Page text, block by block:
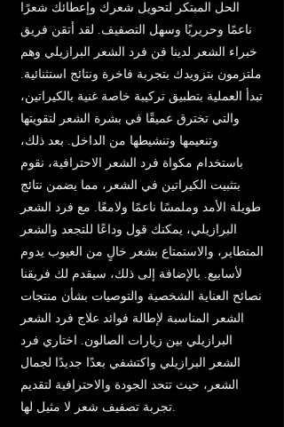
الحل المبتكر لتحويل شعرك وإعطائك شعرًا
ناعمًا وحريريًا وسهل التصفيف. لقد أتقن فريق
خبراء الشعر لدينا فن فرد الشعر البرازيلي وهم
ملتزمون بتزويدك بتجربة فاخرة ونتائج استثنائية.
تبدأ العملية بتطبيق تركيبة خاصة غنية بالكيراتين،
والتي تخترق عميقًا في بشرة الشعر لتقويتها
وتنعيمها وتنشيطها من الداخل. بعد ذلك،
باستخدام مكواة فرد الشعر الاحترافية، نقوم
بتثبيت الكيراتين في الشعر، مما يضمن نتائج
طويلة الأمد وملمسًا ناعمًا ولامعًا. مع فرد الشعر
البرازيلي، يمكنك قول وداعًا للتجعد والشعر
المتطاير، والاستمتاع بشعر خالٍ من العيوب يدوم
لأسابيع. بالإضافة إلى ذلك، سيقدم لك فريقنا
نصائح العناية الشخصية والتوصيات بشأن منتجات
الشعر المناسبة لإطالة فوائد علاج فرد الشعر
البرازيلي بين زيارات الصالون. اختاري فرد
الشعر البرازيلي واكتشفي بعدًا جديدًا لجمال
الشعر، حيث تتحد الجودة والاحترافية لتقديم
تجربة تصفيف شعر لا مثيل لها.